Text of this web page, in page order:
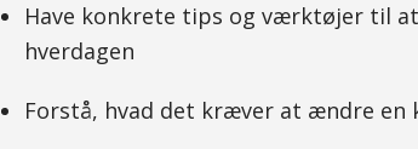
Have konkrete tips og værktøjer til
hverdagen
Forstå, hvad det kræver at ændre en